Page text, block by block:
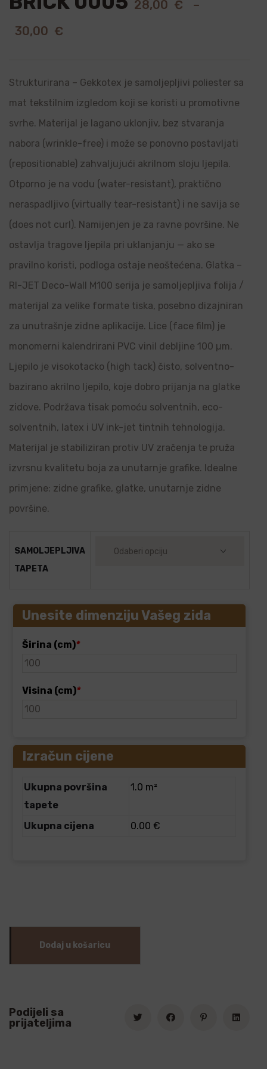
28,00 €
–
30,00 €
Strukturirana – Gekkotex je samoljepljivi poliester sa
mat tekstilnim izgledom koji se koristi u promotivne
svrhe. Materijal je lagano uklonjiv, bez stvaranja
nabora (wrinkle-free) i može se ponovno postavljati
(repositionable) zahvaljujući akrilnom sloju ljepila.
Otporno je na vodu (water-resistant), praktično
neraspadljivo (virtually tear-resistant) i ne savija se
(does not curl). Namijenjen je za ravne površine. Ne
ostavlja tragove ljepila pri uklanjanju — ako se
pravilno koristi, podloga ostaje neoštećena. Glatka –
RI-JET Deco-Wall M100 serija je samoljepljiva folija /
materijal za velike formate tiska, posebno dizajniran
za unutrašnje zidne aplikacije. Lice (face film) je
monomerni kalendrirani PVC vinil debljine 100 µm.
Ljepilo je visokotacko (high tack) čisto, solventno-
bazirano akrilno ljepilo, koje dobro prijanja na glatke
zidove. Podržava tisak pomoću solventnih, eco-
solventnih, latex i UV ink-jet tintnih tehnologija.
Materijal je stabiliziran protiv UV zračenja te pruža
izvrsnu kvalitetu boja za unutarnje grafike. Idealne
primjene: zidne grafike, glatke, unutarnje zidne
površine.
SAMOLJEPLJIVA
TAPETA
Unesite dimenziju Vašeg zida
Širina (cm)*
Visina (cm)*
Izračun cijene
Ukupna površina
tapete
1.0 m²
Ukupna cijena 0.00 €
Dodaj u košaricu
Podijeli sa
prijateljima